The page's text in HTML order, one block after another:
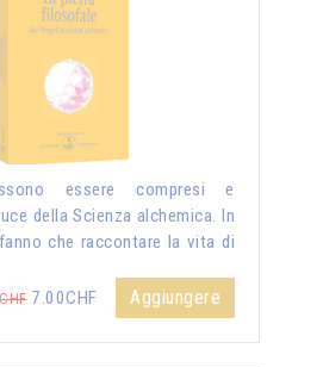
essere compresi e
della Scienza alchemica. In
che raccontare la vita di
7.00CHF Aggiungere